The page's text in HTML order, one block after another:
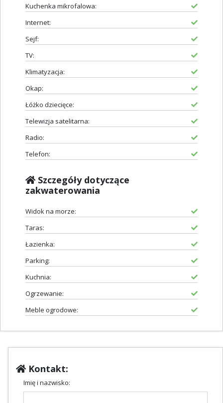
Kuchenka mikrofalowa:
Internet:
Sejf:
TV:
Klimatyzacja:
Okap:
Łóżko dziecięce:
Telewizja satelitarna:
Radio:
Telefon:
Szczegóły dotyczące
zakwaterowania
Widok na morze:
Taras:
Łazienka:
Parking:
Kuchnia:
Ogrzewanie:
Meble ogrodowe:
Kontakt:
Imię i nazwisko: